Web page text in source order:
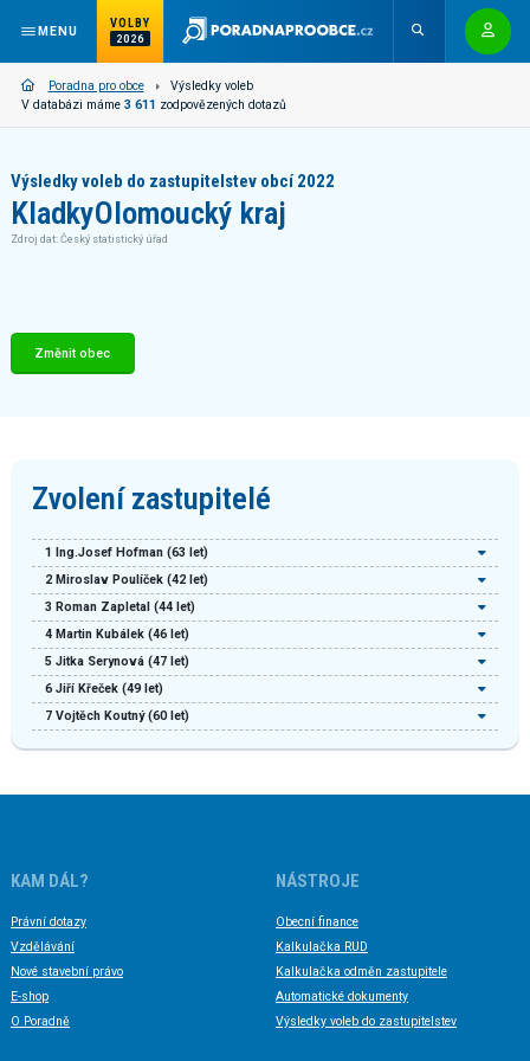
MENU
VOLBY
2026
Poradna pro obce
Výsledky voleb
V databázi máme 3 611 zodpovězených dotazů
Výsledky voleb do zastupitelstev obcí 2022
KladkyOlomoucký kraj
Zdroj dat: Český statistický úřad
Změnit obec
Zvolení zastupitelé
1 Ing.Josef Hofman(63 let)
2 Miroslav Poulíček(42 let)
3 Roman Zapletal (44 let)
4 Martin Kubálek(46 let)
5 Jitka Serynová(47 let)
6 Jiří Křeček(49 let)
7 Vojtěch Koutný(60 let)
KAM DÁL?
Právní dotazy
Vzdělávání
Nové stavební právo
E-shop
O Poradně
NÁSTROJE
Obecní finance
Kalkulačka RUD
Kalkulačka odměn zastupitele
Automatické dokumenty
Výsledky voleb do zastupitelstev